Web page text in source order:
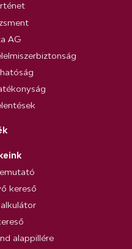
AG
kereső
alappillére